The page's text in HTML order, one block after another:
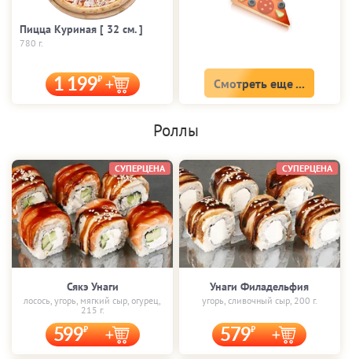
Пицца Куриная [ 32 cм. ]
780 г.
1 199 Смотреть еще ...
Роллы
Сякэ Унаги
лосось, угорь, мягкий сыр, огурец,
215 г.
599
СУПЕРЦЕНА
Унаги Филадельфия
угорь, сливочный сыр, 200 г.
579
СУПЕРЦЕНА